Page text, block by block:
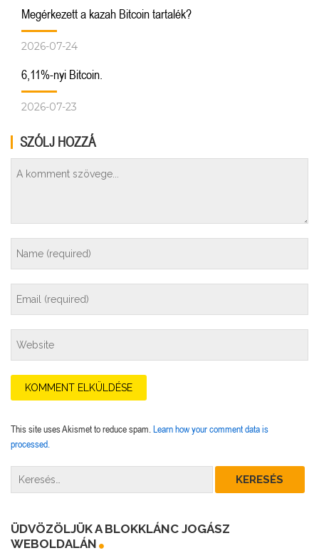
Megérkezett a kazah Bitcoin tartalék?
2026-07-24
6,11%-nyi Bitcoin.
2026-07-23
SZÓLJ HOZZÁ
This site uses Akismet to reduce spam. Learn how your comment data is
processed.
ÜDVÖZÖLJÜK A BLOKKLÁNC JOGÁSZ
WEBOLDALÁN